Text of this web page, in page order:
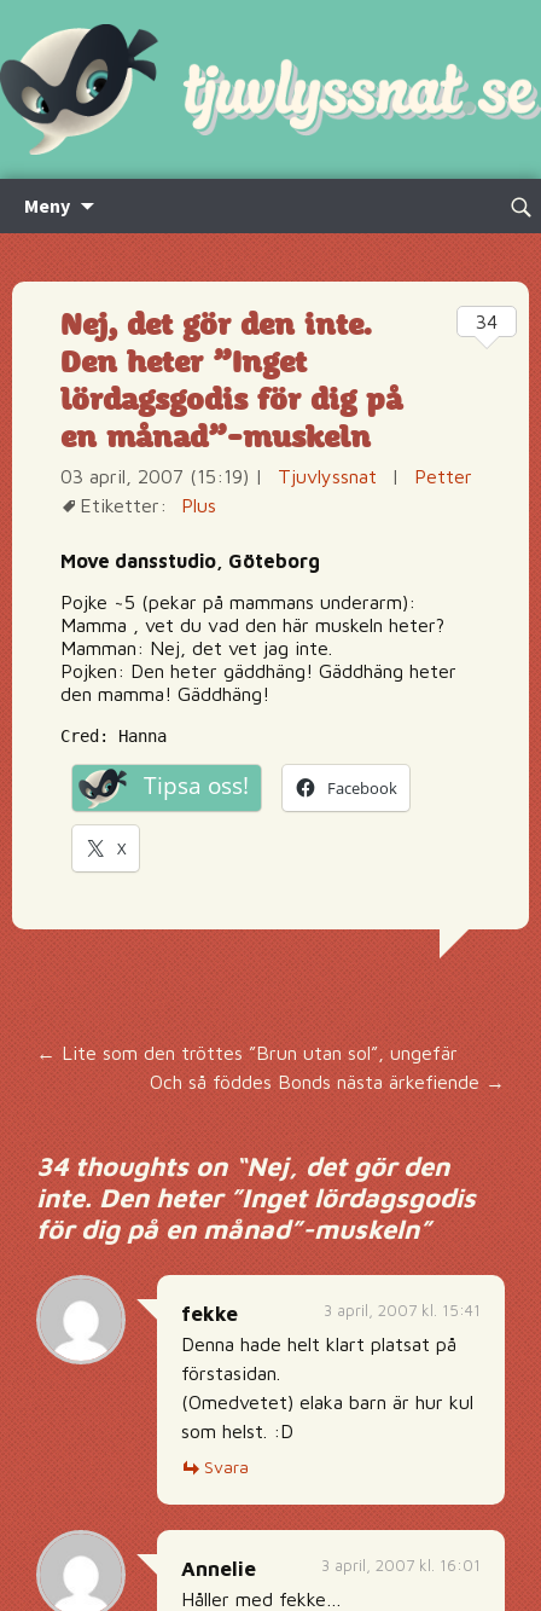
Meny
innehåll
Sök
Nej, det gör den inte.
Den heter ”Inget
lördagsgodis för dig på
en månad”-muskeln
03 april, 2007 (15:19) | Tjuvlyssnat |
Petter
Etiketter:
Plus
Move dansstudio, Göteborg
Pojke ~5 (pekar på mammans underarm):
Mamma , vet du vad den här muskeln heter?
Mamman: Nej, det vet jag inte.
Pojken: Den heter gäddhäng! Gäddhäng heter
den mamma! Gäddhäng!
Cred: Hanna
Tipsa oss! Facebook
X
34
Inläggsnavigering
← Lite som den tröttes ”Brun utan sol”, ungefär
Och så föddes Bonds nästa ärkefiende→
34 thoughts on “Nej, det gör den
inte. Den heter ”Inget lördagsgodis
för dig på en månad”-muskeln”
3 april, 2007 kl. 15:41
fekke
Denna hade helt klart platsat på
förstasidan.
(Omedvetet) elaka barn är hur kul
som helst. :D
Svara
3 april, 2007 kl. 16:01
Annelie
Håller med fekke…